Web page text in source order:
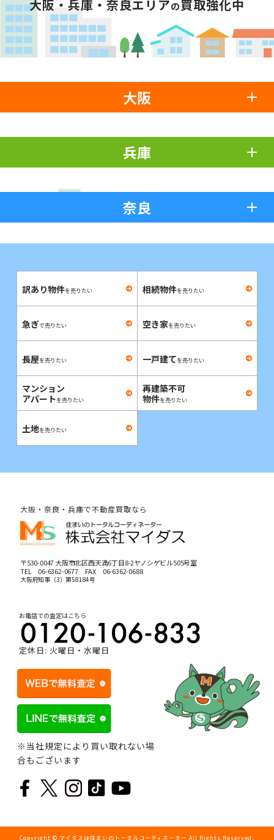
大阪・兵庫・奈良エリアの買取強化中
大阪
兵庫
奈良
訳あり物件を売りたい 相続物件を売りたい
急ぎで売りたい 空き家を売りたい
長屋を売りたい 一戸建てを売りたい
マンション
アパートを売りたい
再建築不可
物件を売りたい
土地を売りたい
大阪・奈良・兵庫で不動産買取なら
〒530-0047 大阪市北区西天満6丁目8-2ヤノシゲビル505号室
TEL 06-6362-0677FAX 06-6362-0688
大阪府知事（3）第58184号
お電話での査定はこちら
定休日: 火曜日・水曜日
※当社規定により買い取れない場
合もございます
Copyright © マイダスは住まいのトータルコーディネーター All Rights Reserved.